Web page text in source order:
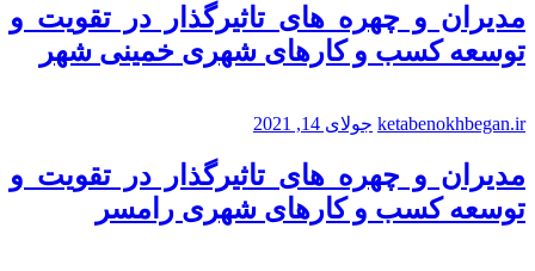
مدیران و چهره های تاثیرگذار در تقویت و
توسعه کسب و کارهای شهری خمینی شهر
ketabenokhbegan.ir جولای 14, 2021
مدیران و چهره های تاثیرگذار در تقویت و
توسعه کسب و کارهای شهری رامسر